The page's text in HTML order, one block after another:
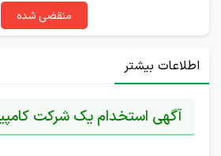
منقضی شده
اطلاعات بیشتر
آگهی استخدام یک شرکت